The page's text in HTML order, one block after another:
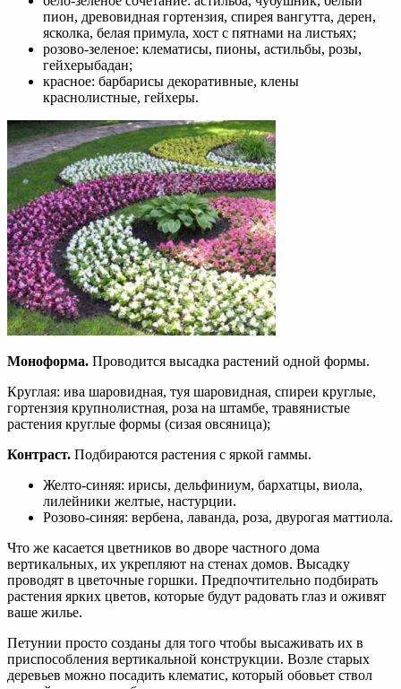
пион, древовидная гортензия, спирея вангутта, дерен,
ясколка, белая примула, хост с пятнами на листьях;
розово-зеленое: клематисы, пионы, астильбы, розы,
гейхерыбадан;
красное: барбарисы декоративные, клены
краснолистные, гейхеры.
Моноформа. Проводится высадка растений одной формы.
Круглая: ива шаровидная, туя шаровидная, спиреи круглые,
гортензия крупнолистная, роза на штамбе, травянистые
растения круглые формы (сизая овсяница);
Контраст. Подбираются растения с яркой гаммы.
Желто-синяя: ирисы, дельфиниум, бархатцы, виола,
лилейники желтые, настурции.
Розово-синяя: вербена, лаванда, роза, двурогая маттиола.
Что же касается цветников во дворе частного дома
вертикальных, их укрепляют на стенах домов. Высадку
проводят в цветочные горшки. Предпочтительно подбирать
растения ярких цветов, которые будут радовать глаз и оживят
ваше жилье.
Петунии просто созданы для того чтобы высаживать их в
приспособления вертикальной конструкции. Возле старых
деревьев можно посадить клематис, который обовьет ствол